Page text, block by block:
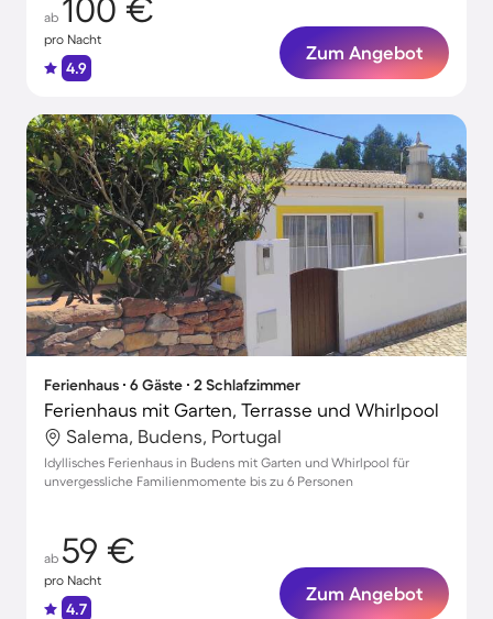
ab 100 €
pro Nacht
4.9
Zum Angebot
Ferienhaus ∙ 6 Gäste ∙ 2 Schlafzimmer
Ferienhaus mit Garten, Terrasse und Whirlpool
Salema, Budens, Portugal
Idyllisches Ferienhaus in Budens mit Garten und Whirlpool für
unvergessliche Familienmomente bis zu 6 Personen
ab 59 €
pro Nacht
4.7
Zum Angebot